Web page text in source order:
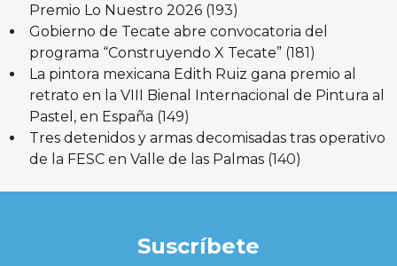
Premio Lo Nuestro 2026 (193)
Gobierno de Tecate abre convocatoria del
programa “Construyendo X Tecate” (181)
La pintora mexicana Edith Ruiz gana premio al
retrato en la VIII Bienal Internacional de Pintura al
Pastel, en España (149)
Tres detenidos y armas decomisadas tras operativo
de la FESC en Valle de las Palmas (140)
Suscríbete